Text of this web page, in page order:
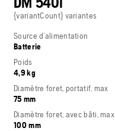
{variantCount} variantes
Source d’alimentation
Batterie
Poids
4,9 kg
Diamètre foret, portatif, max
75 mm
Diamètre foret, avec bâti, max
100 mm